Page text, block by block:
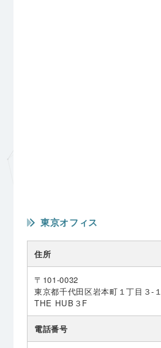
東京オフィス
住所
〒101-0032
東京都千代田区岩本町１丁目３-１
THE HUB３F
電話番号